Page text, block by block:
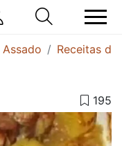
Assado Receitas